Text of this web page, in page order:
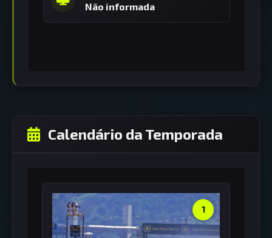
Não informada
Calendário da Temporada
1